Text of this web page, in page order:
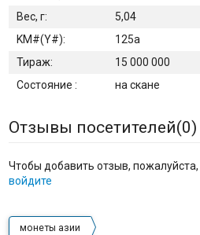
Вес, г:
5,04
KM#(Y#):
125а
Тираж:
15 000 000
Состояние :
на скане
Отзывы посетителей(0)
Чтобы добавить отзыв, пожалуйста,
войдите
монеты азии